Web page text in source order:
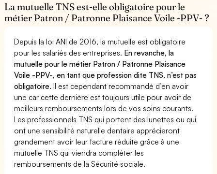
La mutuelle TNS est-elle obligatoire pour le
métier Patron / Patronne Plaisance Voile -PPV- ?
Depuis la loi ANI de 2016, la mutuelle est obligatoire
pour les salariés des entreprises. En revanche, la
mutuelle pour le métier Patron / Patronne Plaisance
Voile -PPV-, en tant que profession dite TNS, n’est pas
obligatoire.Il est cependant recommandé d’en avoir
une car cette dernière est toujours utile pour avoir de
meilleurs remboursements lors de vos soins courants.
Les professionnels TNS qui portent des lunettes ou qui
ont une sensibilité naturelle dentaire apprécieront
grandement avoir leur facture réduite grâce à une
mutuelle TNS qui viendra compléter les
remboursements de la Sécurité sociale.